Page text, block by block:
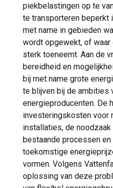
piekbelastingen op te
te transporteren
met name in gebieden
wordt opgewekt, of
sterk toeneemt. Aan de
bereidheid en
bij met name grote
te blijven bij de ambities
energieproducenten. De
investeringskosten voor
installaties, de
bestaande processen
toekomstige
vormen. Volgens
oplossing van deze